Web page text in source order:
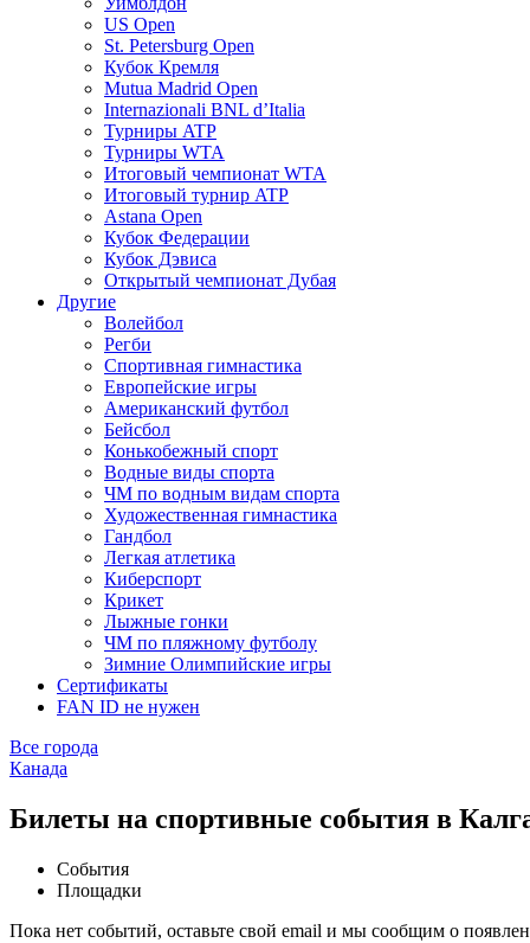
US Open
St. Petersburg Open
Кубок Кремля
Mutua Madrid Open
Internazionali BNL d’Italia
Турниры ATP
Турниры WTA
Итоговый чемпионат WTA
Итоговый турнир ATP
Astana Open
Кубок Федерации
Кубок Дэвиса
Открытый чемпионат Дубая
Другие
Волейбол
Регби
Спортивная гимнастика
Европейские игры
Американский футбол
Бейсбол
Конькобежный спорт
Водные виды спорта
ЧМ по водным видам спорта
Художественная гимнастика
Гандбол
Легкая атлетика
Киберспорт
Крикет
Лыжные гонки
ЧМ по пляжному футболу
Зимние Олимпийские игры
Сертификаты
FAN ID не нужен
Все города
Канада
Билеты на спортивные события в
События
Площадки
Пока нет событий, оставьте свой email и мы сообщим о